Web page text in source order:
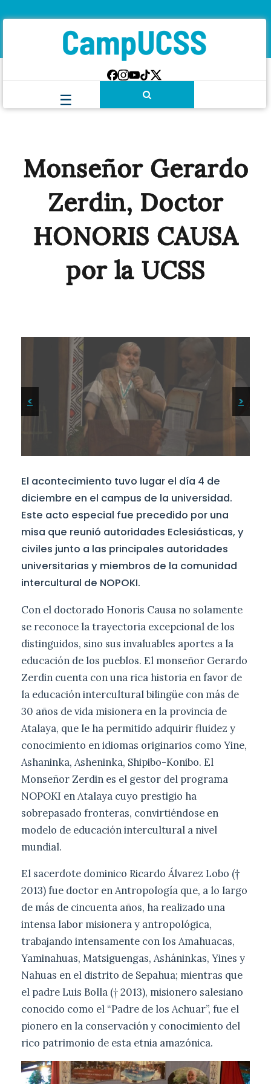
Monseñor Gerardo
Zerdin, Doctor
HONORIS CAUSA
por la UCSS
< >
El acontecimiento tuvo lugar el día 4 de
diciembre en el campus de la universidad.
Este acto especial fue precedido por una
misa que reunió autoridades Eclesiásticas, y
civiles junto a las principales autoridades
universitarias y miembros de la comunidad
intercultural de NOPOKI.
Con el doctorado Honoris Causa no solamente
se reconoce la trayectoria excepcional de los
distinguidos, sino sus invaluables aportes a la
educación de los pueblos. El monseñor Gerardo
Zerdin cuenta con una rica historia en favor de
la educación intercultural bilingüe con más de
30 años de vida misionera en la provincia de
Atalaya, que le ha permitido adquirir fluidez y
conocimiento en idiomas originarios como Yine,
Ashaninka, Asheninka, Shipibo-Konibo. El
Monseñor Zerdin es el gestor del programa
NOPOKI en Atalaya cuyo prestigio ha
sobrepasado fronteras, convirtiéndose en
modelo de educación intercultural a nivel
mundial.
El sacerdote dominico Ricardo Álvarez Lobo (†
2013) fue doctor en Antropología que, a lo largo
de más de cincuenta años, ha realizado una
intensa labor misionera y antropológica,
trabajando intensamente con los Amahuacas,
Yaminahuas, Matsiguengas, Asháninkas, Yines y
Nahuas en el distrito de Sepahua; mientras que
el padre Luis Bolla († 2013), misionero salesiano
conocido como el “Padre de los Achuar”, fue el
pionero en la conservación y conocimiento del
rico patrimonio de esta etnia amazónica.